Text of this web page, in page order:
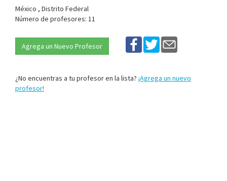
México , Distrito Federal
Número de profesores: 11
Agrega un Nuevo Profesor
¿No encuentras a tu profesor en la lista? ¡Agrega un nuevo
profesor!